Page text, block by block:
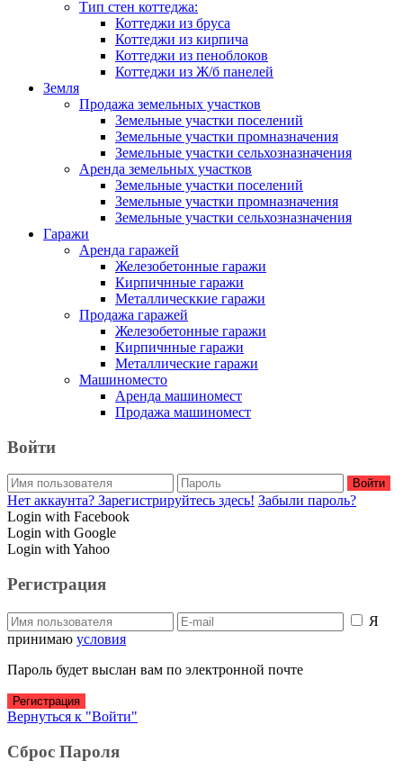
Тип стен коттеджа:
Коттеджи из бруса
Коттеджи из кирпича
Коттеджи из пеноблоков
Коттеджи из Ж/б панелей
Земля
Продажа земельных участков
Земельные участки поселений
Земельные участки промназначения
Земельные участки сельхозназначения
Аренда земельных участков
Земельные участки поселений
Земельные участки промназначения
Земельные участки сельхозназначения
Гаражи
Аренда гаражей
Железобетонные гаражи
Кирпичнные гаражи
Металлическкие гаражи
Продажа гаражей
Железобетонные гаражи
Кирпичнные гаражи
Металлические гаражи
Машиноместо
Аренда машиномест
Продажа машиномест
Войти
Войти
Нет аккаунта? Зарегистрируйтесь здесь! Забыли пароль?
Login with Facebook
Login with Google
Login with Yahoo
Регистрация
Я
принимаю условия
Пароль будет выслан вам по электронной почте
Регистрация
Вернуться к "Войти"
Сброс Пароля